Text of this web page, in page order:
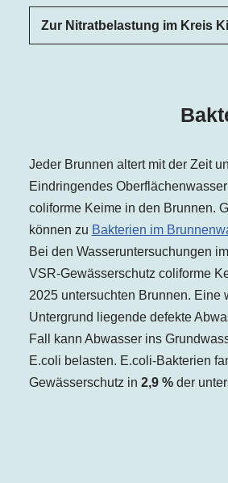
Zur Nitratbelastung im Kreis
Jeder Brunnen altert mit der Zeit
Eindringendes
coliforme Keime in den Brunnen.
können zu Bakterien im
Bei den Wasseruntersuchungen
VSR-Gewässerschutz coliforme
2025 untersuchten Brunnen. Eine
Untergrund liegende defekte
Fall kann Abwasser ins
E.coli belasten. E.coli-Bakterien
Gewässerschutz in 2,9 %der